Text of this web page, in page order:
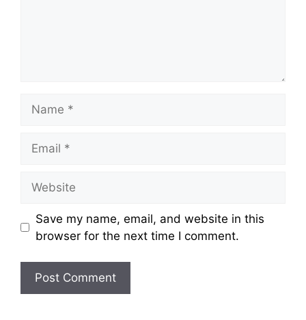
Save my name, email, and website in this
browser for the next time I comment.